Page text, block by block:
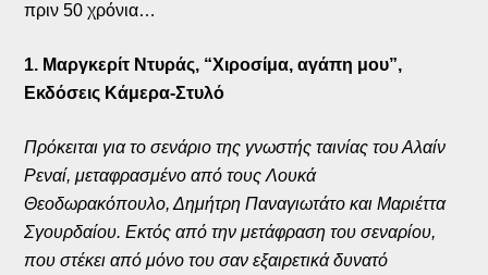
πριν 50 χρόνια…
1. Μαργκερίτ Ντυράς, “Χιροσίμα, αγάπη μου”,
Εκδόσεις Κάμερα-Στυλό
Πρόκειται για το σενάριο της γνωστής ταινίας του Αλαίν
Ρεναί, μεταφρασμένο από τους Λουκά
Θεοδωρακόπουλο, Δημήτρη Παναγιωτάτο και Μαριέττα
Σγουρδαίου. Εκτός από την μετάφραση του σεναρίου,
που στέκει από μόνο του σαν εξαιρετικά δυνατό